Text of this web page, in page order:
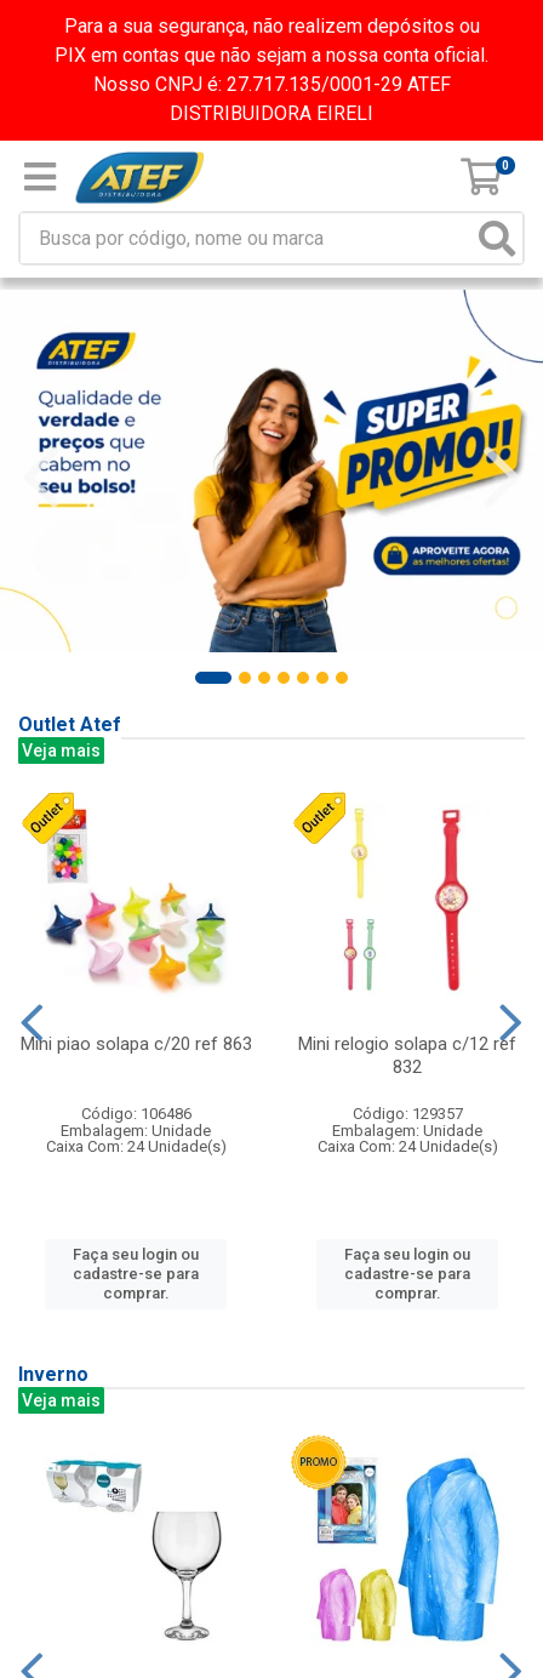
Para a sua segurança, não realizem depósitos ou
PIX em contas que não sejam a nossa conta oficial.
Nosso CNPJ é: 27.717.135/0001-29 ATEF
DISTRIBUIDORA EIRELI
0
Outlet Atef
Veja mais
Mini piao solapa c/20 ref 863
Código: 106486
Embalagem: Unidade
Caixa Com: 24 Unidade(s)
Faça seu login ou
cadastre-se para
comprar.
Mini relogio solapa c/12 ref
832
Código: 129357
Embalagem: Unidade
Caixa Com: 24 Unidade(s)
Faça seu login ou
cadastre-se para
comprar.
Inverno
Veja mais